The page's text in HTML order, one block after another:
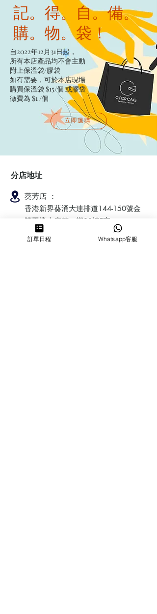
記。得。自。備。
購。物。袋！
自2022年12月31日起，
所有本店產品均不會主動
附上保溫袋/膠袋​
如有需要，可於本店現場
購買保溫袋 $15/個​ 或膠袋
徵費為 $1 /個
立即選購
分店地址
葵芳店 ：
香港新界葵涌大連排道144-150號金
豐工業大廈第一期23樓F室
鰂魚涌店：暫時停業
訂單日程 Whatsapp客服